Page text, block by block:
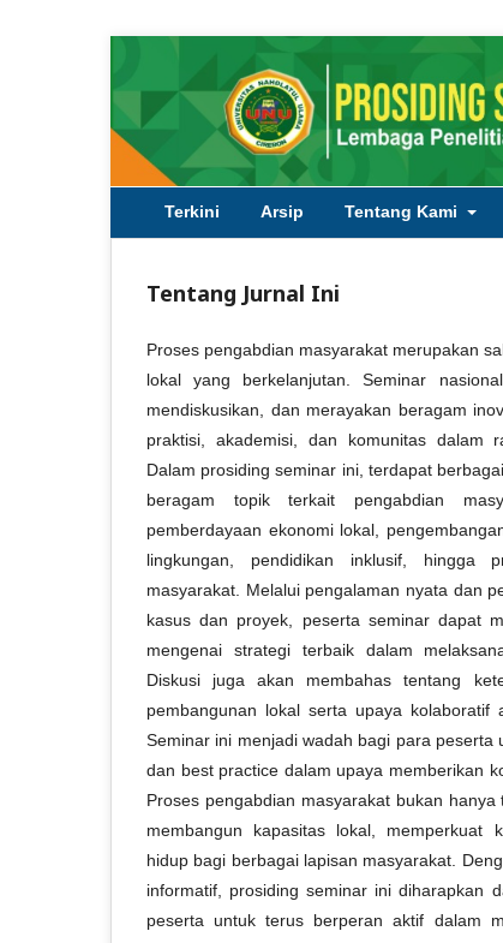
Terkini Arsip Tentang Kami
Tentang Jurnal Ini
Proses pengabdian masyarakat merupakan
lokal yang berkelanjutan. Seminar
mendiskusikan, dan merayakan beragam
praktisi, akademisi, dan komunitas dalam
Dalam prosiding seminar ini, terdapat
beragam topik terkait pengabdian
pemberdayaan ekonomi lokal,
lingkungan, pendidikan inklusif, hingga
masyarakat. Melalui pengalaman nyata dan
kasus dan proyek, peserta seminar dapat
mengenai strategi terbaik dalam
Diskusi juga akan membahas tentang
pembangunan lokal serta upaya kolaboratif
Seminar ini menjadi wadah bagi para peserta
dan best practice dalam upaya memberikan
Proses pengabdian masyarakat bukan
membangun kapasitas lokal, memperkuat
hidup bagi berbagai lapisan masyarakat.
informatif, prosiding seminar ini diharapkan
peserta untuk terus berperan aktif dalam